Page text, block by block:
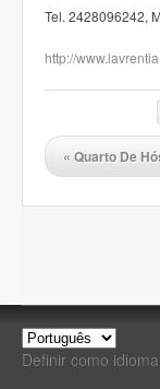
Tel. 2428096242,
http://
« Quarto De
Definir como